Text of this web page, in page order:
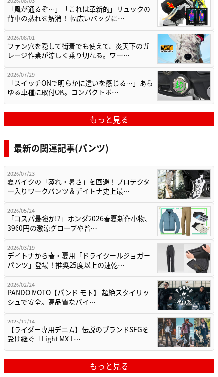
「風が通るぞ…」「これは革新的」リュックの
背中の蒸れを解消！ 幅広いバッグに…
2026/08/01
ファン穴を隠して街着でも使えて、炎天下のガ
レージ作業が涼しく乗り切れる。ワー…
2026/07/29
「スイッチONで明らかに違いを感じる…」あら
ゆる車種に取付OK。コンパクトボ…
もっと見る
最新の関連記事(パンツ)
2026/07/23
夏バイクの「蒸れ・暑さ」を回避！プロテクタ
ー入りワークパンツ＆デイトナ史上最…
2026/05/24
「コスパ最強か!?」ホンダ2026春夏新作小物、
3960円の激涼グローブや普…
2026/03/19
デイトナから春・夏用「ドライクールジョガー
パンツ」登場！推奨25度以上の速乾…
2026/02/24
PANDO MOTO【パンド モト】 超絶スタイリッ
シュで安全。高品質なバイ…
2025/12/14
【ライダー専用デニム】伝説のブランドSFGを
受け継ぐ「Light MX II…
もっと見る